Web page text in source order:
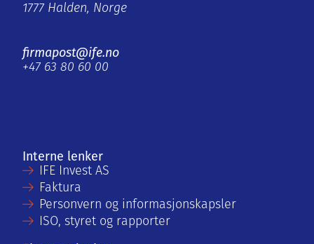
1777 Halden, Norge
firmapost@ife.no
+47 63 80 60 00
Interne lenker
IFE Invest AS
Faktura
Personvern og informasjonskapsler
ISO, styret og rapporter